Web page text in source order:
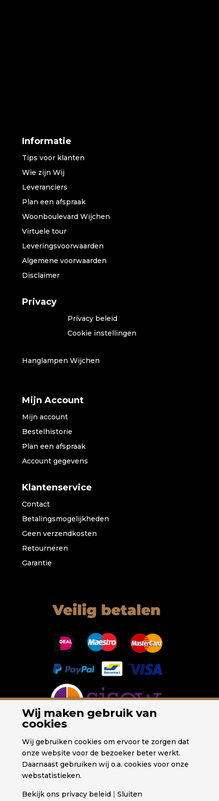
Informatie
Tips voor klanten
Wie zijn Wij
Leveranciers
Plan een afspraak
Woonboulevard Wijchen
Virtuele tour
Leveringsvoorwaarden
Algemene voorwaarden
Disclaimer
Privacy
Privacy beleid
Cookie instellingen
Hanglampen Wijchen
Mijn Account
Mijn account
Bestelhistorie
Plan een afspraak
Account gegevens
Klantenservice
Contact
Betalingsmogelijkheden
Geen verzendkosten
Retourneren
Garantie
Wij maken gebruik van
cookies
Wij gebruiken cookies om ervoor te zorgen dat
onze website voor de bezoeker beter werkt.
Daarnaast gebruiken wij o.a. cookies voor onze
webstatistieken.
Bekijk ons privacy beleid | Sluiten